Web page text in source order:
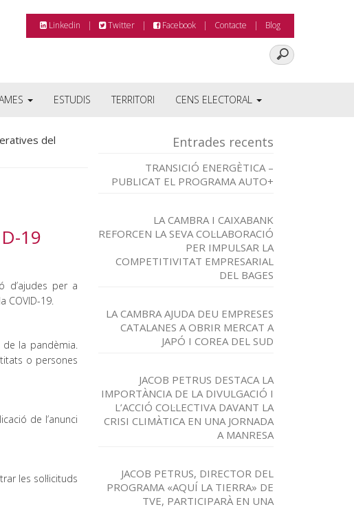
Linkedin Twitter Facebook Contacte Blog
ESTUDIS TERRITORI CENS ELECTORAL
del
19
d’ajudes per a
COVID-19.
la pandèmia.
o persones
de l’anunci
les sol·licituds
Entrades recents
TRANSICIÓ ENERGÈTICA –
PUBLICAT EL PROGRAMA AUTO+
LA CAMBRA I CAIXABANK
REFORCEN LA SEVA COL·LABORACIÓ
PER IMPULSAR LA
COMPETITIVITAT EMPRESARIAL
DEL BAGES
LA CAMBRA AJUDA DEU EMPRESES
CATALANES A OBRIR MERCAT A
JAPÓ I COREA DEL SUD
JACOB PETRUS DESTACA LA
IMPORTÀNCIA DE LA DIVULGACIÓ I
L’ACCIÓ COL·LECTIVA DAVANT LA
CRISI CLIMÀTICA EN UNA JORNADA
A MANRESA
JACOB PETRUS, DIRECTOR DEL
PROGRAMA «AQUÍ LA TIERRA» DE
TVE, PARTICIPARÀ EN UNA